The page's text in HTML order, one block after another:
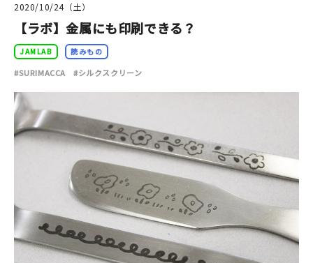
お店/ワークスペース
イベント
シルクスクリーン
無地素材
2020/10/24（土）
【ラボ】金属にも印刷できる？
JAMLAB 読みもの
#SURIMACCA #シルクスクリーン